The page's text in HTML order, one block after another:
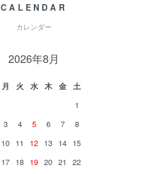
CALENDAR
カレンダー
2026年8月
月 火 水 木 金
土
1
3 4 5 6 7
8
10 11 12 13 14 15
17 18 19 20 21
22